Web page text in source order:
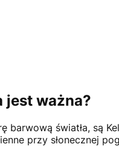
jest ważna?
światła, są
przy słonecznej